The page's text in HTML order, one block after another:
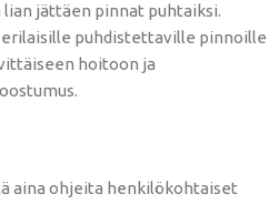
jättäen pinnat puhtaiksi.
puhdistettaville pinnoille
hoitoon ja
aina ohjeita henkilökohtaiset